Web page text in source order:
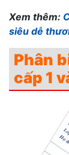
Xem thêm:
siêu dễ
Phân
cấp 1